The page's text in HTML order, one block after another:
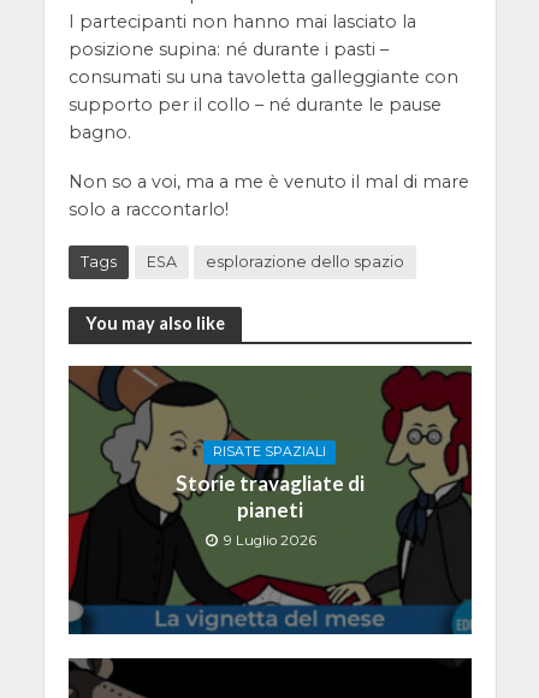
I partecipanti non hanno mai lasciato la
posizione supina: né durante i pasti –
consumati su una tavoletta galleggiante con
supporto per il collo – né durante le pause
bagno.
Non so a voi, ma a me è venuto il mal di mare
solo a raccontarlo!
Tags ESA esplorazione dello spazio
You may also like
RISATE SPAZIALI
Storie travagliate di
pianeti
9 Luglio 2026